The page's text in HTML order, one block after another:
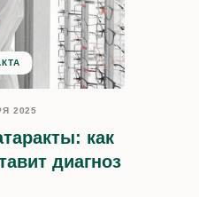
2025
как
диагноз